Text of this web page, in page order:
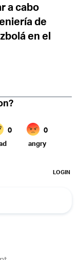
a cabo
de
en el